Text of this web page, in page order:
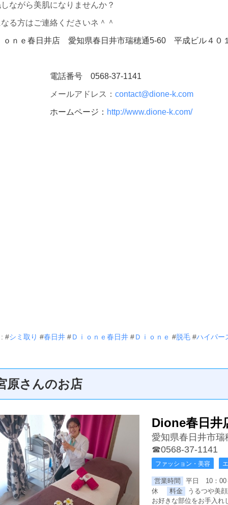
ながら美肌になりませんか？
る方はご連絡くださいネ＾＾
ｏｎｅ春日井店 愛知県春日井市瑞穂通5-60 平成ビル４０
番号 0568-37-1141
ルアドレス： contact@dione-k.com
ームページ： http://www.dione-k.com/
#シミ取り #春日井 #Ｄｉｏｎｅ春日井 #Ｄｉｏｎｅ #脱毛 #ハイパー
原さんのお店
Dione春日井
愛知県春日井市
☎0568-37-1141
ファッション・美容
営業時間 平日 10：00
休
料金
うるつや美
お好きな部位をお手入